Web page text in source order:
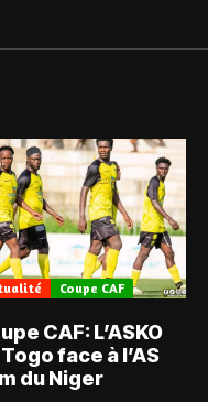
Coupe CAF
CAF: L’ASKO
face à l’AS
du Niger